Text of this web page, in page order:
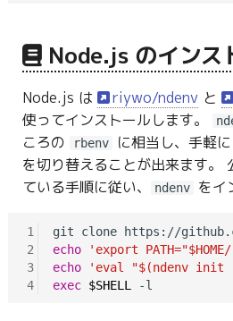
Node.js のインス
Node.js は riywo/ndenv と
使ってインストールします。
ころの
rbenv
に相当し、手軽
を切り替えることが出来ます。
ている手順に従い、
ndenv をイ
1
2
3
4
echo
'export
echo
'eval "$(ndenv
exec $SHELL